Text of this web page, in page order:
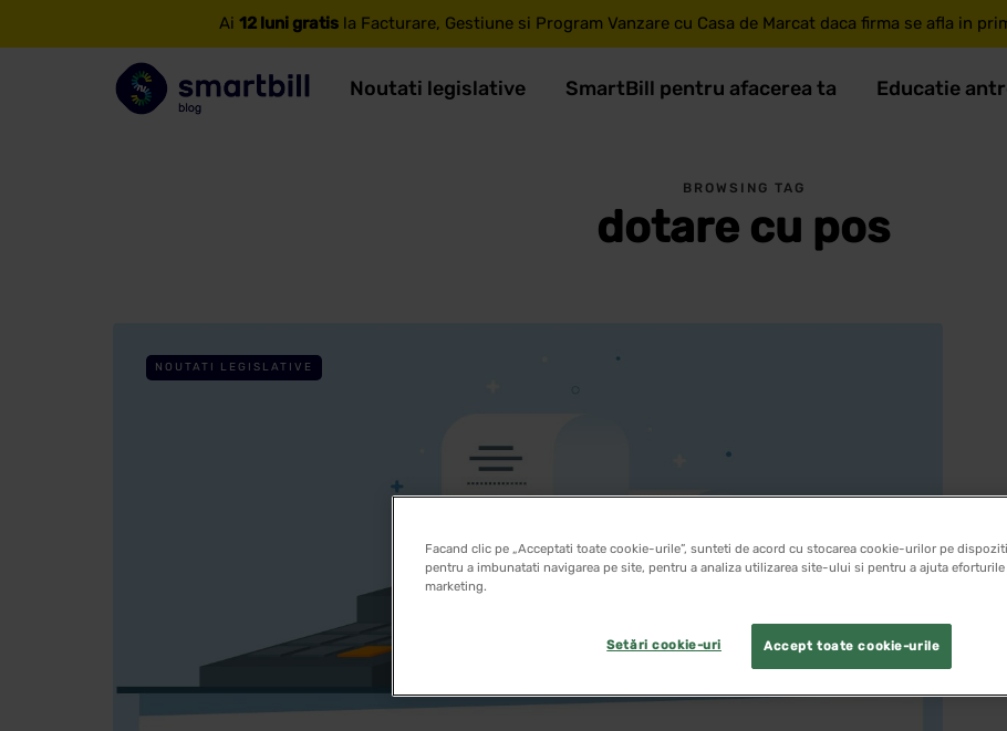
Ai 12 luni gratis la Facturare, Gestiune si Program Vanzare cu Casa de Marcat daca firma se afla in
Noutati legislative SmartBill pentru afacerea ta Educatie
BROWSING TAG
dotare cu pos
NOUTATI LEGISLATIVE
Facand clic pe „Acceptati toate cookie-urile”, sunteti de acord cu stocarea cookie-urilor pe
pentru a imbunatati navigarea pe site, pentru a analiza utilizarea site-ului si pentru a ajuta
marketing.
Accept toate cookie-urile
Setări cookie-uri